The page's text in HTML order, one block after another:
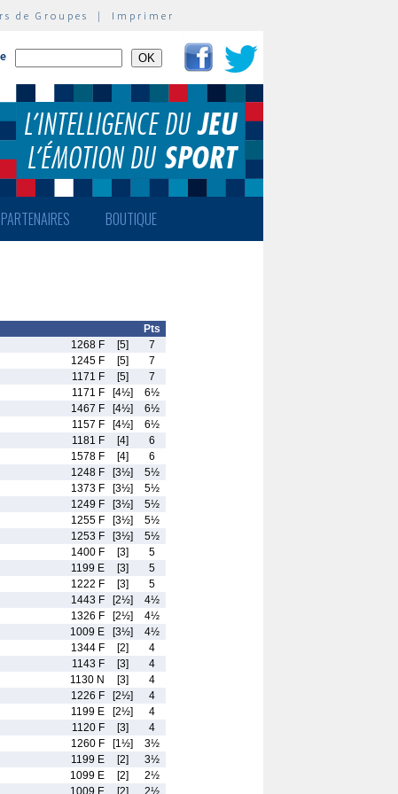
de Groupes | Imprimer
PARTENAIRES BOUTIQUE
Pts
1268 F [5]
7
1245 F [5]
7
1171 F [5]
7
1171 F [4½]
6½
1467 F [4½]
6½
1157 F [4½]
6½
1181 F [4]
6
1578 F [4]
6
1248 F [3½]
5½
1373 F [3½]
5½
1249 F [3½]
5½
1255 F [3½]
5½
1253 F [3½]
5½
1400 F [3]
5
1199 E [3]
5
1222 F [3]
5
1443 F [2½]
4½
1326 F [2½]
4½
1009 E [3½]
4½
1344 F [2]
4
1143 F [3]
4
1130 N [3]
4
1226 F [2½]
4
1199 E [2½]
4
1120 F [3]
4
1260 F [1½]
3½
1199 E [2]
3½
1099 E [2]
2½
1009 E [2] 2½